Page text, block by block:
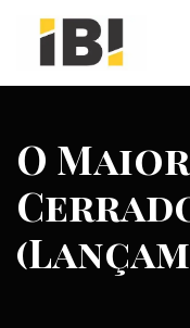
Pular
para
conteúdo
O